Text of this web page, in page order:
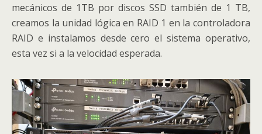
mecánicos de 1TB por discos SSD también de 1 TB,
creamos la unidad lógica en RAID 1 en la controladora
RAID e instalamos desde cero el sistema operativo,
esta vez si a la velocidad esperada.